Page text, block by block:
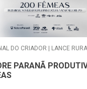
DO CRIADOR | LANCE
PARANÃ